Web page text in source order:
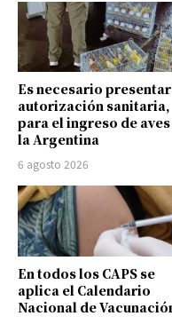
Es necesario
autorización sanitaria,
para el ingreso de aves
la Argentina
6 agosto 2026
En todos los CAPS se
aplica el Calendario
Nacional de